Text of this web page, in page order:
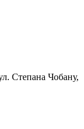
Степана Чобану,